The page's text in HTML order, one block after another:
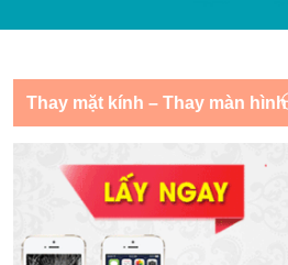
Thay mặt kính – Thay màn hình